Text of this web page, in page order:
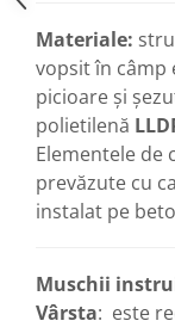
Materiale:
vopsit în
picioare și
polietilenă
Elementele de
prevăzute cu
instalat pe
Muschii
Vârsta: este